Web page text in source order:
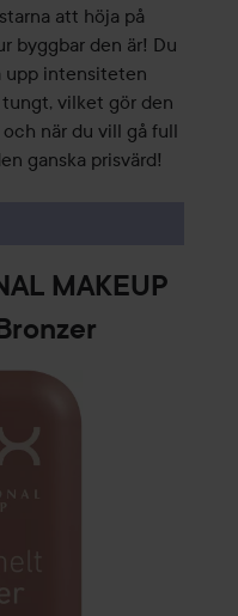
att höja på
byggbar den är! Du
upp intensiteten
vilket gör den
när du vill gå full
ganska prisvärd!
MAKEUP